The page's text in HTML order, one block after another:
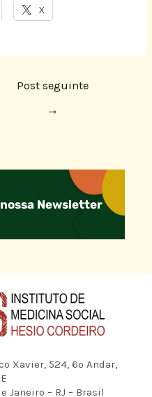
X
Post seguinte
→
Newsletter
Xavier, 524, 6º Andar,
Janeiro – RJ – Brasil